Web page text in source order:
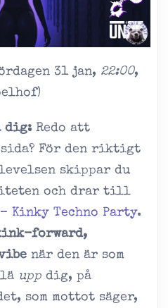
31 jan, 22:00,
dig: Redo att
För den riktigt
skippar du
och drar till
– Kinky Techno Party.
forward,
när den är som
upp dig, på
som mottot säger,